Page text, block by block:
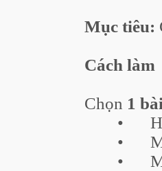
Mục tiêu:
Cách làm
Chọn 1
•
•
•